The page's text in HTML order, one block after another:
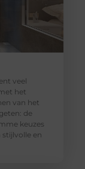
veel
het
van het
de
keuzes
en